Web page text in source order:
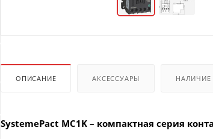
ОПИСАНИЕ АКСЕССУАРЫ НАЛИЧИЕ
SystemePact MC1K – компактная серия